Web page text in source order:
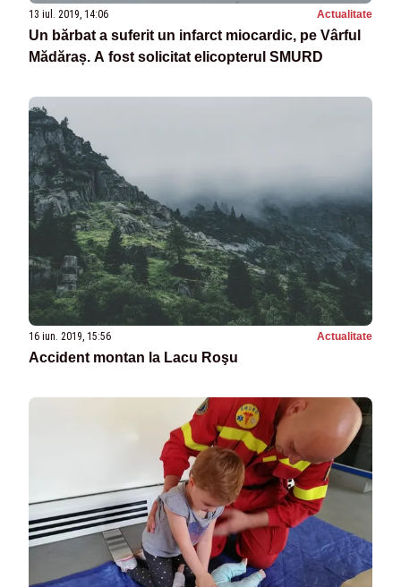
13 iul. 2019, 14:06 Actualitate
Un bărbat a suferit un infarct miocardic, pe Vârful
Mădăraș. A fost solicitat elicopterul SMURD
16 iun. 2019, 15:56 Actualitate
Accident montan la Lacu Roşu